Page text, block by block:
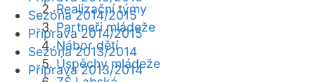
Realizační týmy
Partneři mládeže
Nábor dětí
Úspěchy mládeže
Sezóna 2014/2015
Příprava 2014/2015
Sezóna 2013/2014
Příprava 2013/2014